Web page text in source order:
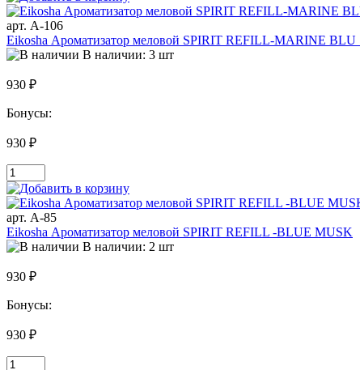
арт. A-106
Eikosha Ароматизатор меловой SPIRIT REFILL-MARINE BLU
В наличии: 3 шт
930 ₽
Бонусы:
930 ₽
арт. A-85
Eikosha Ароматизатор меловой SPIRIT REFILL -BLUE MUSK
В наличии: 2 шт
930 ₽
Бонусы:
930 ₽